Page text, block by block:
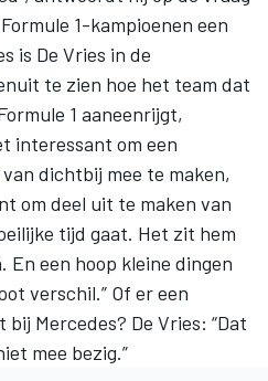
1-kampioenen een
is De Vries in de
te zien hoe het team dat
1 aaneenrijgt,
interessant om een
dichtbij mee te maken,
om deel uit te maken van
tijd gaat. Het zit hem
En een hoop kleine dingen
verschil.” Of er een
Mercedes? De Vries: “Dat
mee bezig.”